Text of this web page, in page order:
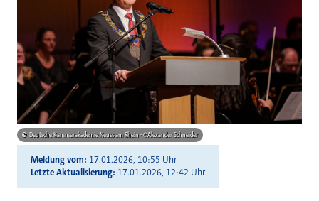
© Deutsche Kammerakademie Neuss am Rhein - ©Alexander Schneider
Meldung vom 17.01.2026, 10:55 Uhr
Letzte Aktualisierung 17.01.2026, 12:42 Uhr